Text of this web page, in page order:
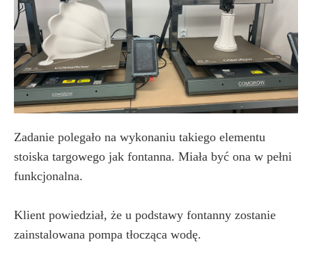
Zadanie polegało na wykonaniu takiego elementu
stoiska targowego jak fontanna. Miała być ona w pełni
funkcjonalna.
Klient powiedział, że u podstawy fontanny zostanie
zainstalowana pompa tłocząca wodę.